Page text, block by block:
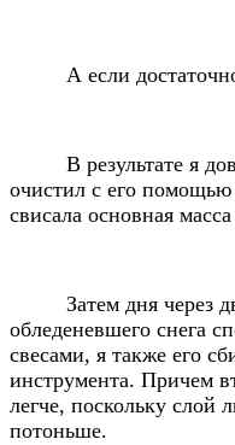
А если
В результате я
очистил с его
свисала основная
Затем дня через
обледеневшего снега
свесами, я также его
инструмента. Причем
легче, поскольку слой
потоньше.